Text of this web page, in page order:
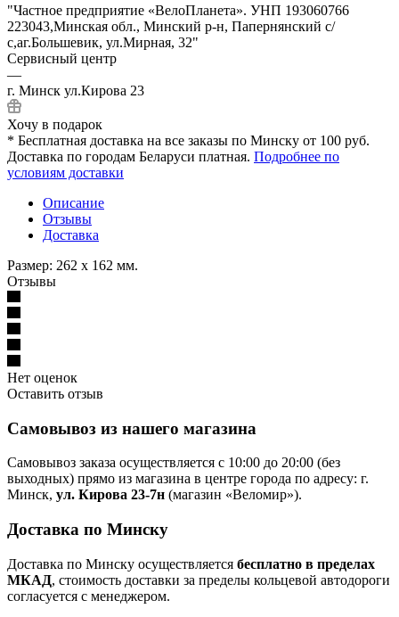
"Частное предприятие «ВелоПланета». УНП 193060766
223043,Минская обл., Минский р-н, Папернянский с/
с,аг.Большевик, ул.Мирная, 32"
Сервисный центр
—
г. Минск ул.Кирова 23
Хочу в подарок
* Бесплатная доставка на все заказы по Минску от 100 руб.
Доставка по городам Беларуси платная. Подробнее по
условиям доставки
Описание
Отзывы
Доставка
Размер: 262 x 162 мм.
Отзывы
Нет оценок
Оставить отзыв
Самовывоз из нашего магазина
Самовывоз заказа осуществляется с 10:00 до 20:00 (без
выходных) прямо из магазина в центре города по адресу: г.
Минск, ул. Кирова 23-7н (магазин «Веломир»).
Доставка по Минску
Доставка по Минску осуществляется бесплатно в пределах
МКАД, стоимость доставки за пределы кольцевой автодороги
согласуется с менеджером.